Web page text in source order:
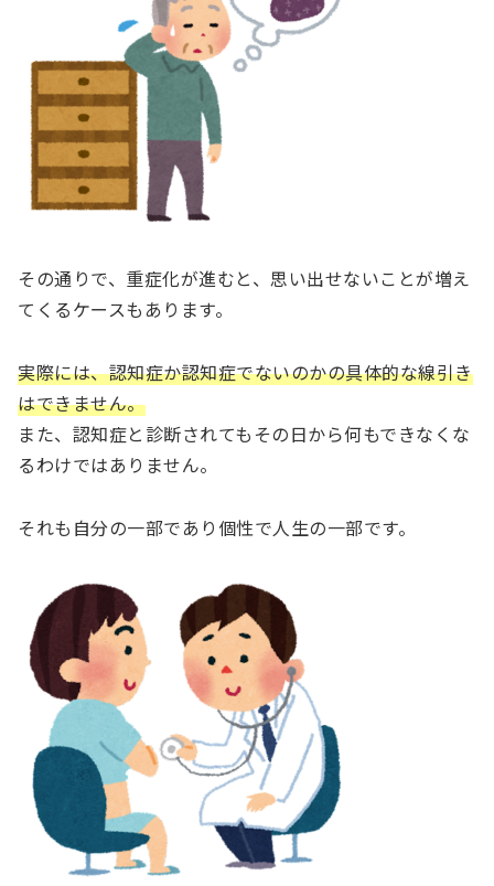
その通りで、重症化が進むと、思い出せないことが増え
てくるケースもあります。
実際には、認知症か認知症でないのかの具体的な線引き
はできません。
また、認知症と診断されてもその日から何もできなくな
るわけではありません。
それも自分の一部であり個性で人生の一部です。